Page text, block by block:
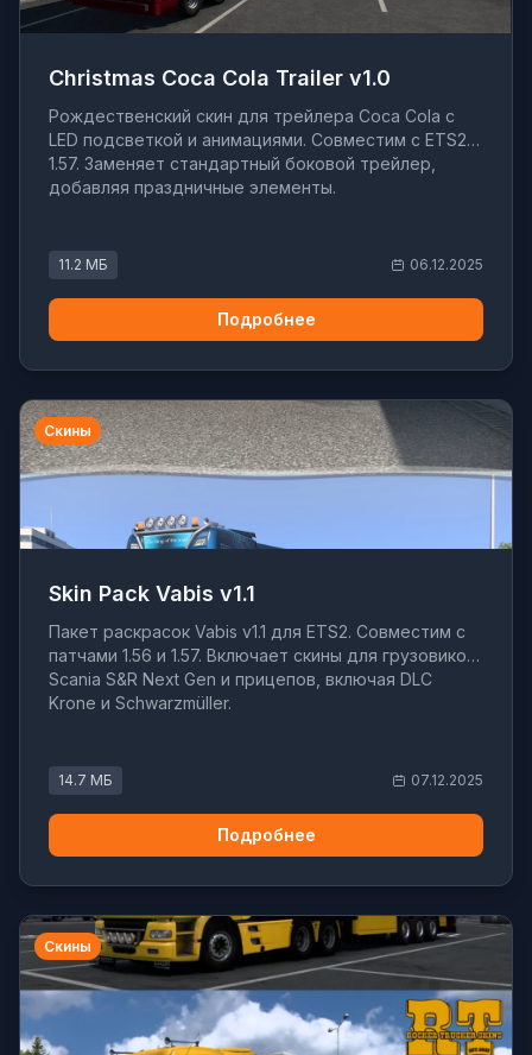
Christmas Coca Cola Trailer v1.0
Рождественский скин для трейлера Coca Cola с
LED подсветкой и анимациями. Совместим с ETS2
1.57. Заменяет стандартный боковой трейлер,
добавляя праздничные элементы.
11.2 МБ 06.12.2025
Подробнее
Скины
Skin Pack Vabis v1.1
Пакет раскрасок Vabis v1.1 для ETS2. Совместим с
патчами 1.56 и 1.57. Включает скины для грузовиков
Scania S&R Next Gen и прицепов, включая DLC
Krone и Schwarzmüller.
14.7 МБ 07.12.2025
Подробнее
Скины